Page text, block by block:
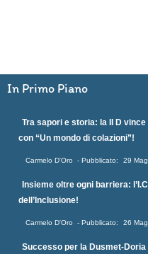
In Primo Piano
Tra sapori e storia: la II D
con “Un mondo di colazioni”!
Carmelo D'Oro 29
Insieme oltre ogni barriera:
dell’Inclusione!
Carmelo D'Oro 26
Successo per la Dusmet-Doria